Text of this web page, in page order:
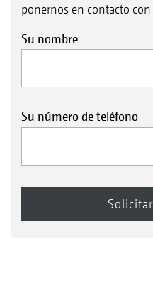
ponernos en contacto
Su nombre
Su número de teléfono